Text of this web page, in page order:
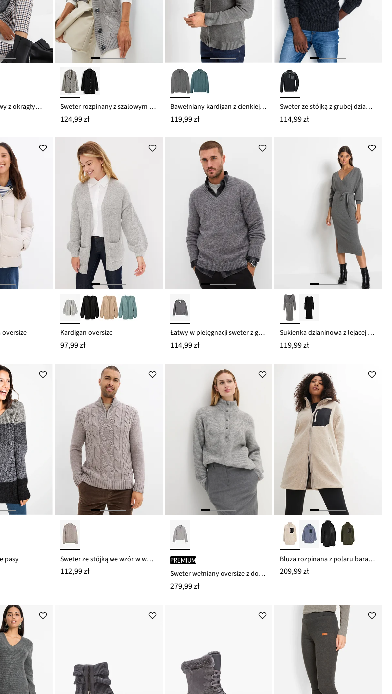
Sweter melanżowy z okrągłym dekoltem Sweter rozpinany z szalowym kołnierzem i wzorem w warkocze
124,99 zł
Bawełniany kardigan z cienkiej dzianiny
119,99 zł
Sweter ze stójką z grubej dzianiny ze wstawkami
114,99 zł
Kardigan oversize
97,99 zł
Łatwy w pielęgnacji sweter z grubej dzianiny
114,99 zł
Sukienka dzianinowa z lejącej mieszanki wiskozy
119,99 zł
pasy Sweter ze stójką we wzór w warkocze
112,99 zł
PREMIUM
Sweter wełniany oversize z domieszką wełny alpaki
279,99 zł
Bluza rozpinana z polaru baranka
209,99 zł